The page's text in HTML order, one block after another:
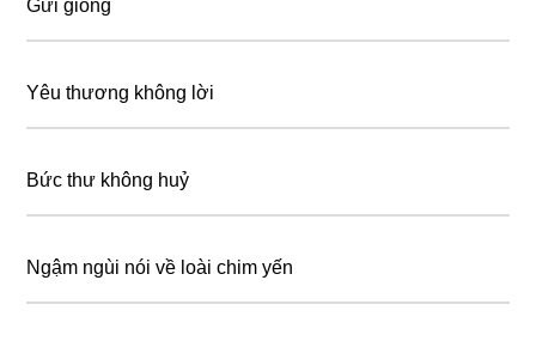
Gửi giống
Yêu thương không lời
Bức thư không huỷ
Ngậm ngùi nói về loài chim yến